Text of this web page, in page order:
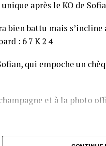
unique après le KO de
bien battu mais
: 6 7 K 2 4
qui empoche un
et à la photo